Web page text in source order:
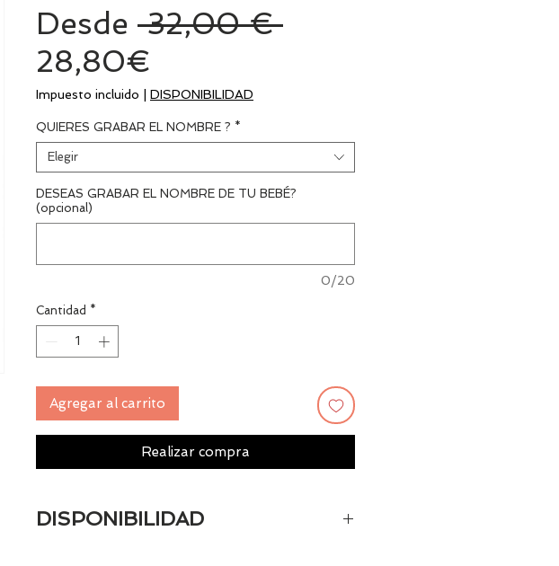
Desde 32,00 € Precio
28,80€
de
oferta
Impuesto incluido DISPONIBILIDAD
QUIERES GRABAR EL NOMBRE ? *
Elegir
DESEAS GRABAR EL NOMBRE DE TU BEBÉ?
(opcional)
0/20
Cantidad *
Agregar al carrito
Realizar compra
DISPONIBILIDAD